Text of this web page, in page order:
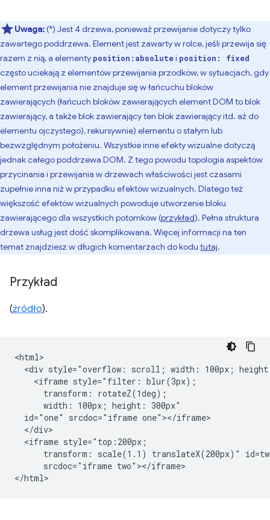
Uwaga:(*) Jest 4 drzewa, ponieważ przewijanie dotyczy tylko
zawartego poddrzewa. Element jest zawarty w rolce, jeśli przewija się
razem z nią, a elementy position:absolutei position: fixed
często uciekają z elementów przewijania przodków, w sytuacjach, gdy
element przewijania nie znajduje się w łańcuchu bloków
zawierających (łańcuch bloków zawierających element DOM to blok
zawierający, a także blok zawierający ten blok zawierający itd. aż do
elementu ojczystego), rekursywnie) elementu o stałym lub
bezwzględnym położeniu. Wszystkie inne efekty wizualne dotyczą
jednak całego poddrzewa DOM. Z tego powodu topologia aspektów
przycinania i przewijania w drzewach właściwości jest czasami
zupełnie inna niż w przypadku efektów wizualnych. Dlatego też
większość efektów wizualnych powoduje utworzenie bloku
zawierającego dla wszystkich potomków (przykład). Pełna struktura
drzewa usług jest dość skomplikowana. Więcej informacji na ten
temat znajdziesz w długich komentarzach do kodu tutaj.
Przykład
(źródło).
<html>
<div style="overflow: scroll; width: 100px;
    <iframe style="filter: blur(3px);
      transform: rotateZ(1deg);
      width: 100px; height: 300px"
  id="one" srcdoc="iframe one"></iframe>
  </div>
  <iframe style="top:200px;
transform: scale(1.1) translateX(200px)"
      srcdoc="iframe two"></iframe>